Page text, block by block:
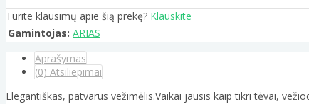
Turite klausimų apie šią prekę? Klauskite
Gamintojas: ARIAS
Aprašymas
(0) Atsiliepimai
Elegantiškas, patvarus vežimėlis.Vaikai jausis kaip tikri tėvai,